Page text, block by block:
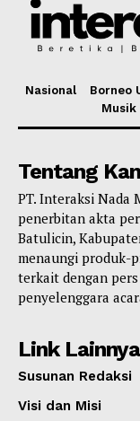
Nasional Borneo
Musik
Tentang
PT. Interaksi Nada
penerbitan akta
Batulicin,
menaungi produk-
terkait dengan
penyelenggara
Link Lainnya
Susunan Redaksi
Visi dan Misi